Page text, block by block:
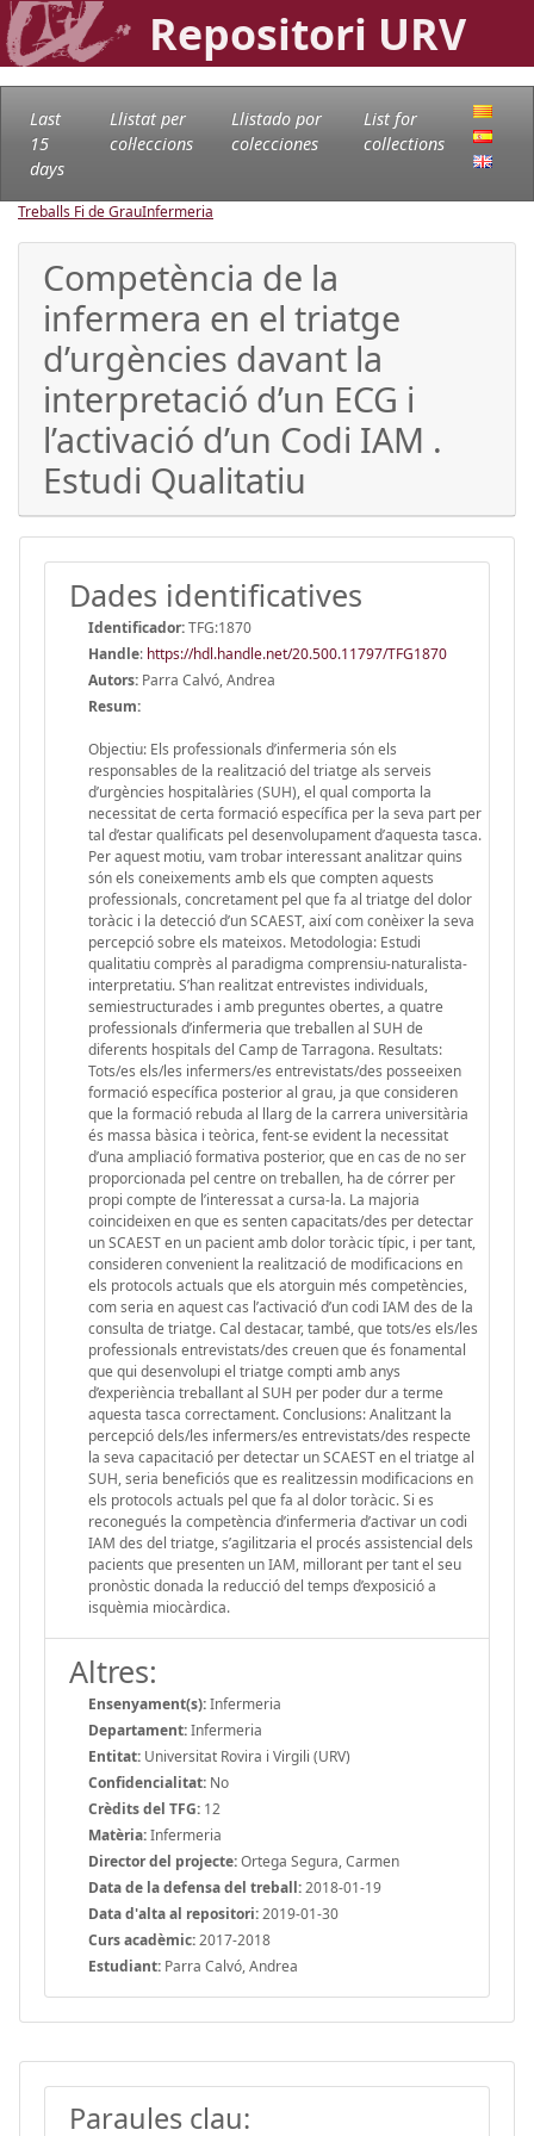
Repositori URV
Last
15
days
Llistat per
col·leccions
Llistado por
colecciones
List for
collections
Treballs Fi de GrauInfermeria
Competència de la
infermera en el triatge
d’urgències davant la
interpretació d’un ECG i
l’activació d’un Codi IAM .
Estudi Qualitatiu
Dades identificatives
Identificador:TFG:1870
Handle: https://hdl.handle.net/20.500.11797/TFG1870
Autors: Parra Calvó, Andrea
Resum:
Objectiu: Els professionals d’infermeria són els
responsables de la realització del triatge als serveis
d’urgències hospitalàries (SUH), el qual comporta la
necessitat de certa formació específica per la seva part per
tal d’estar qualificats pel desenvolupament d’aquesta tasca.
Per aquest motiu, vam trobar interessant analitzar quins
són els coneixements amb els que compten aquests
professionals, concretament pel que fa al triatge del dolor
toràcic i la detecció d’un SCAEST, així com conèixer la seva
percepció sobre els mateixos. Metodologia: Estudi
qualitatiu comprès al paradigma comprensiu-naturalista-
interpretatiu. S’han realitzat entrevistes individuals,
semiestructurades i amb preguntes obertes, a quatre
professionals d’infermeria que treballen al SUH de
diferents hospitals del Camp de Tarragona. Resultats:
Tots/es els/les infermers/es entrevistats/des posseeixen
formació específica posterior al grau, ja que consideren
que la formació rebuda al llarg de la carrera universitària
és massa bàsica i teòrica, fent-se evident la necessitat
d’una ampliació formativa posterior, que en cas de no ser
proporcionada pel centre on treballen, ha de córrer per
propi compte de l’interessat a cursa-la. La majoria
coincideixen en que es senten capacitats/des per detectar
un SCAEST en un pacient amb dolor toràcic típic, i per tant,
consideren convenient la realització de modificacions en
els protocols actuals que els atorguin més competències,
com seria en aquest cas l’activació d’un codi IAM des de la
consulta de triatge. Cal destacar, també, que tots/es els/les
professionals entrevistats/des creuen que és fonamental
que qui desenvolupi el triatge compti amb anys
d’experiència treballant al SUH per poder dur a terme
aquesta tasca correctament. Conclusions: Analitzant la
percepció dels/les infermers/es entrevistats/des respecte
la seva capacitació per detectar un SCAEST en el triatge al
SUH, seria beneficiós que es realitzessin modificacions en
els protocols actuals pel que fa al dolor toràcic. Si es
reconegués la competència d’infermeria d’activar un codi
IAM des del triatge, s’agilitzaria el procés assistencial dels
pacients que presenten un IAM, millorant per tant el seu
pronòstic donada la reducció del temps d’exposició a
isquèmia miocàrdica.
Altres:
Ensenyament(s):Infermeria
Departament:Infermeria
Entitat: Universitat Rovira i Virgili (URV)
Confidencialitat: No
Crèdits del TFG: 12
Matèria:Infermeria
Director del projecte:Ortega Segura, Carmen
Data de la defensa del treball:2018-01-19
Data d'alta al repositori:2019-01-30
Curs acadèmic:2017-2018
Estudiant: Parra Calvó, Andrea
Paraules clau: